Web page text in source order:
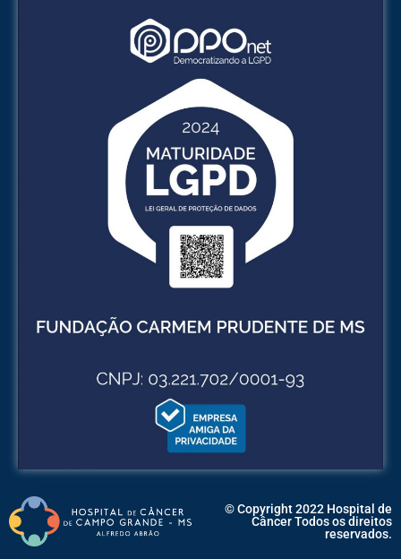
© Copyright 2022 Hospital de
Câncer Todos os direitos
reservados.